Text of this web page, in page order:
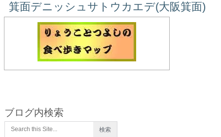
箕面デニッシュサトウカエデ(大阪箕面)
ブログ内検索